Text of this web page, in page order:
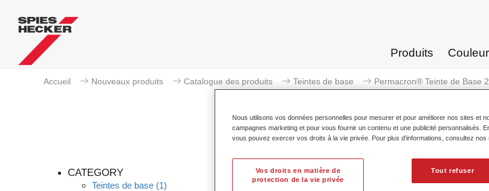
Produits
Accueil Nouveaux produits Catalogue des produits Teintes de base Permacron® Teinte de Base
CATEGORY
Teintes de base (1)
Permacron® Teinte de
Nous utilisons vos données personnelles pour mesurer et pour améliorer nos sites et
campagnes marketing et pour vous fournir un contenu et une publicité personnalisés.
vous pouvez exercer vos droits à la vie privée. Pour plus d’informations, consultez nos
Tout refuser
Vos droits en matière de
protection de la vie privée